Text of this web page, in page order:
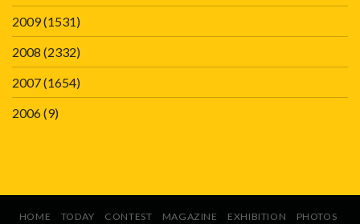
2009(1531)
2008 (2332)
2007(1654)
2006(9)
HOME TODAY CONTEST MAGAZINE EXHIBITION
PHOTOS